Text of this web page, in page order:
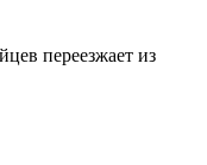
переезжает из